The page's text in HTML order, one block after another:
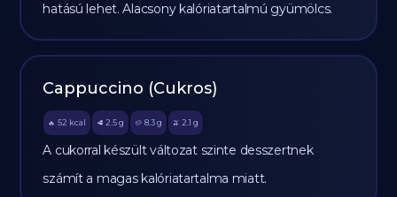
hatású lehet. Alacsony kalóriatartalmú gyümölcs.
Cappuccino (Cukros)
🔥 52 kcal 🥩 2.5 g 🥔 8.3g 🫒 2.1 g
A cukorral készült változat szinte desszertnek
számít a magas kalóriatartalma miatt.